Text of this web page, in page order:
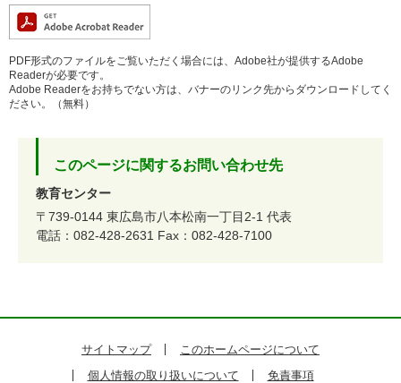
PDF形式のファイルをご覧いただく場合には、Adobe社が提供するAdobe
Readerが必要です。
Adobe Readerをお持ちでない方は、バナーのリンク先からダウンロードしてく
ださい。（無料）
このページに関するお問い合わせ先
教育センター
〒739-0144 東広島市八本松南一丁目2-1 代表
電話：082-428-2631 Fax：082-428-7100
サイトマップ
このホームページについて
個人情報の取り扱いについて
免責事項